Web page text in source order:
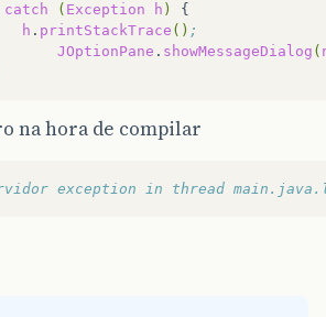
catch ( Exception h )
h . printStackTrace () ;
JOptionPane . showMessageDialog (
na hora de compilar
exception in thread